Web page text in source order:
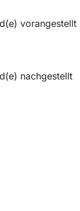
vorangestellt
nachgestellt